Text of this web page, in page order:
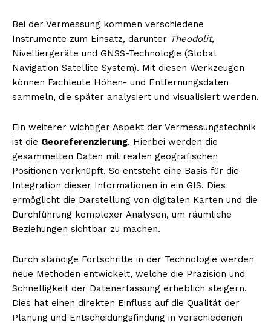
Bei der Vermessung kommen verschiedene
Instrumente zum Einsatz, darunter Theodolit,
Nivelliergeräte und GNSS-Technologie (Global
Navigation Satellite System). Mit diesen Werkzeugen
können Fachleute Höhen- und Entfernungsdaten
sammeln, die später analysiert und visualisiert werden.
Ein weiterer wichtiger Aspekt der Vermessungstechnik
ist die Georeferenzierung. Hierbei werden die
gesammelten Daten mit realen geografischen
Positionen verknüpft. So entsteht eine Basis für die
Integration dieser Informationen in ein GIS. Dies
ermöglicht die Darstellung von digitalen Karten und die
Durchführung komplexer Analysen, um räumliche
Beziehungen sichtbar zu machen.
Durch ständige Fortschritte in der Technologie werden
neue Methoden entwickelt, welche die Präzision und
Schnelligkeit der Datenerfassung erheblich steigern.
Dies hat einen direkten Einfluss auf die Qualität der
Planung und Entscheidungsfindung in verschiedenen